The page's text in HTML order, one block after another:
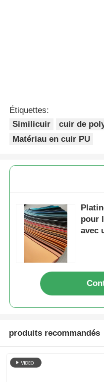
Étiquettes:
Similicuir
cuir de
Matériau en cuir PU
pour
avec
produits recommandés